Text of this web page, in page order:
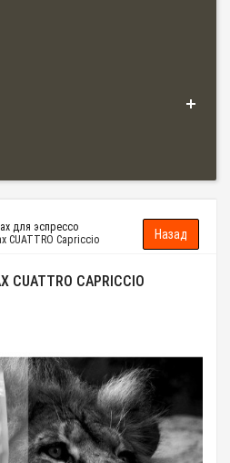
для эспрессо
CUATTRO Capriccio
CAPRICCIO